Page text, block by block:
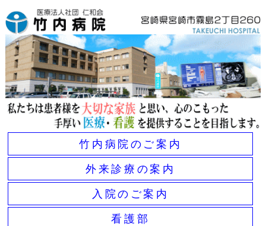
竹内病院のご案内
外来診療の案内
入院のご案内
看護部